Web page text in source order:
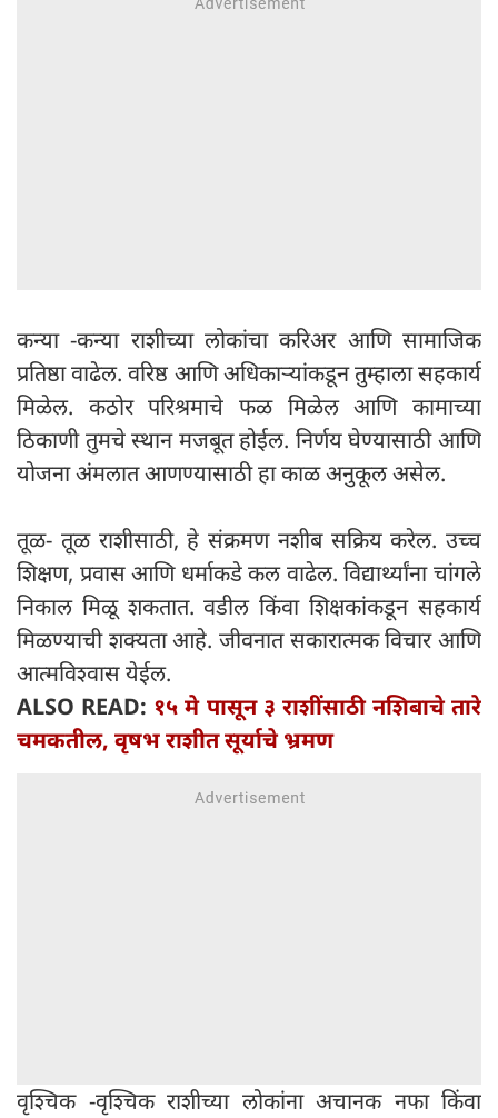
कन्या -कन्या राशीच्या लोकांचा करिअर आणि सामाजिक
प्रतिष्ठा वाढेल. वरिष्ठ आणि अधिकाऱ्यांकडून तुम्हाला सहकार्य
मिळेल. कठोर परिश्रमाचे फळ मिळेल आणि कामाच्या
ठिकाणी तुमचे स्थान मजबूत होईल. निर्णय घेण्यासाठी आणि
योजना अंमलात आणण्यासाठी हा काळ अनुकूल असेल.
तूळ- तूळ राशीसाठी, हे संक्रमण नशीब सक्रिय करेल. उच्च
शिक्षण, प्रवास आणि धर्माकडे कल वाढेल. विद्यार्थ्यांना चांगले
निकाल मिळू शकतात. वडील किंवा शिक्षकांकडून सहकार्य
मिळण्याची शक्यता आहे. जीवनात सकारात्मक विचार आणि
आत्मविश्वास येईल.
ALSO READ: १५ मे पासून ३ राशींसाठी नशिबाचे तारे
चमकतील, वृषभ राशीत सूर्याचे भ्रमण
वृश्चिक -वृश्चिक राशीच्या लोकांना अचानक नफा किंवा